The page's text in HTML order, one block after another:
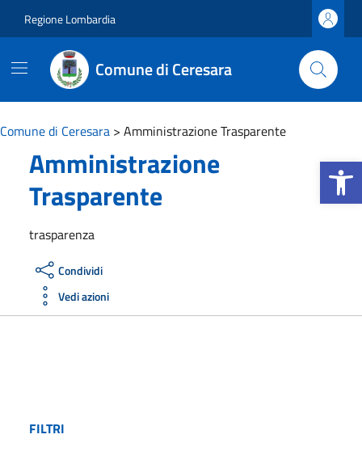
Apri la
Regione Lombardia
Comune di Ceresara
Comune di Ceresara > Amministrazione Trasparente
Amministrazione
Trasparente
trasparenza
Condividi
Vedi azioni
FILTRI